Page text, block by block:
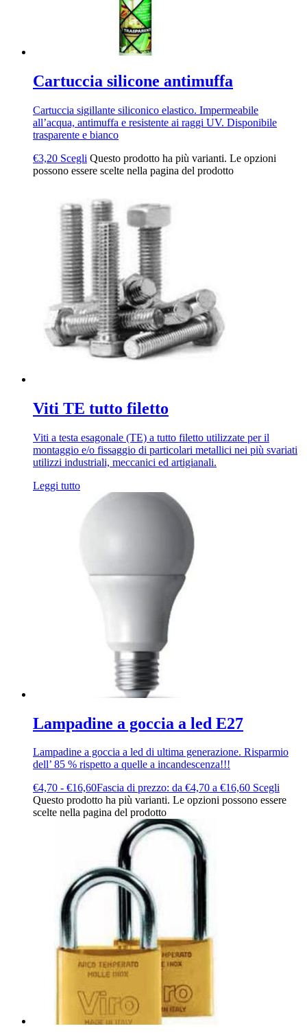
Cartuccia silicone antimuffa
Cartuccia sigillante siliconico elastico. Impermeabile
all’acqua, antimuffa e resistente ai raggi UV. Disponibile
trasparente e bianco
€3,20 Scegli Questo prodotto ha più varianti. Le opzioni
possono essere scelte nella pagina del prodotto
Viti TE tutto filetto
Viti a testa esagonale (TE) a tutto filetto utilizzate per il
montaggio e/o fissaggio di particolari metallici nei più svariati
utilizzi industriali, meccanici ed artigianali.
Leggi tutto
Lampadine a goccia a led E27
Lampadine a goccia a led di ultima generazione. Risparmio
dell’ 85 % rispetto a quelle a incandescenza!!!
€4,70 - €16,60Fascia di prezzo: da €4,70 a €16,60 Scegli
Questo prodotto ha più varianti. Le opzioni possono essere
scelte nella pagina del prodotto